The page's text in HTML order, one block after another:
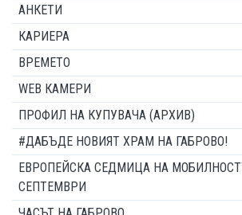
АНКЕТИ
КАРИЕРА
ВРЕМЕТО
WEB КАМЕРИ
ПРОФИЛ НА КУПУВАЧА (АРХИВ)
#ДАБЪДЕ НОВИЯТ ХРАМ НА ГАБРОВО!
ЕВРОПЕЙСКА СЕДМИЦА НА
СЕПТЕМВРИ